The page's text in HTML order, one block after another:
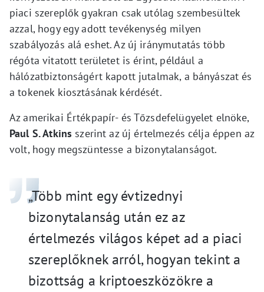
piaci szereplők gyakran csak utólag szembesültek
azzal, hogy egy adott tevékenység milyen
szabályozás alá eshet. Az új iránymutatás több
régóta vitatott területet is érint, például a
hálózatbiztonságért kapott jutalmak, a bányászat és
a tokenek kiosztásának kérdését.
Az amerikai Értékpapír- és Tőzsdefelügyelet elnöke,
Paul S. Atkins szerint az új értelmezés célja éppen az
volt, hogy megszüntesse a bizonytalanságot.
„Több mint egy évtizednyi
bizonytalanság után ez az
értelmezés világos képet ad a piaci
szereplőknek arról, hogyan tekint a
bizottság a kriptoeszközökre a